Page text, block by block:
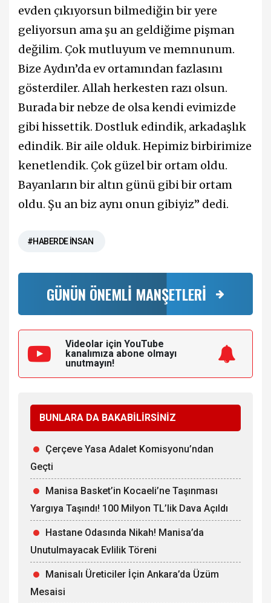
evden çıkıyorsun bilmediğin bir yere
geliyorsun ama şu an geldiğime pişman
değilim. Çok mutluyum ve memnunum.
Bize Aydın’da ev ortamından fazlasını
gösterdiler. Allah herkesten razı olsun.
Burada bir nebze de olsa kendi evimizde
gibi hissettik. Dostluk edindik, arkadaşlık
edindik. Bir aile olduk. Hepimiz birbirimize
kenetlendik. Çok güzel bir ortam oldu.
Bayanların bir altın günü gibi bir ortam
oldu. Şu an biz aynı onun gibiyiz” dedi.
#HABERDE İNSAN
GÜNÜN ÖNEMLİ MANŞETLERİ
Videolar için YouTube
kanalımıza abone olmayı
unutmayın!
BUNLARA DA BAKABİLİRSİNİZ
Çerçeve Yasa Adalet Komisyonu’ndan
Geçti
Manisa Basket’in Kocaeli’ne Taşınması
Yargıya Taşındı! 100 Milyon TL’lik Dava Açıldı
Hastane Odasında Nikah! Manisa’da
Unutulmayacak Evlilik Töreni
Manisalı Üreticiler İçin Ankara’da Üzüm
Mesaisi